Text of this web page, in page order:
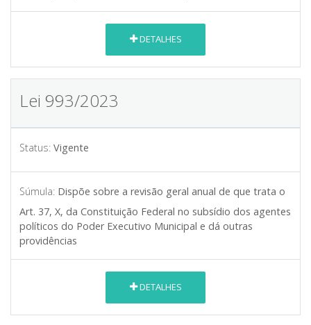
DETALHES
Lei 993/2023
Status: Vigente
Súmula: Dispõe sobre a revisão geral anual de que trata o
Art. 37, X, da Constituição Federal no subsídio dos agentes
políticos do Poder Executivo Municipal e dá outras
providências
DETALHES